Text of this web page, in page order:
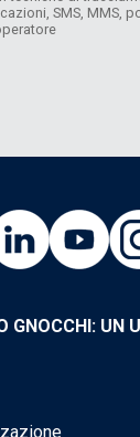
SMS, MMS,
GNOCCHI: UN